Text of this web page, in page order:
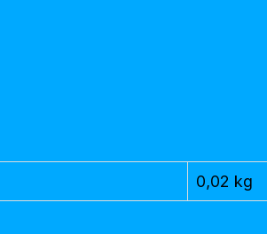
0,02 kg